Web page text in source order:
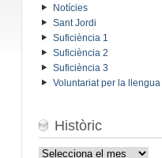
Notícies
Sant Jordi
Suficiència 1
Suficiència 2
Suficiència 3
Voluntariat per la llengua
Històric
Històric